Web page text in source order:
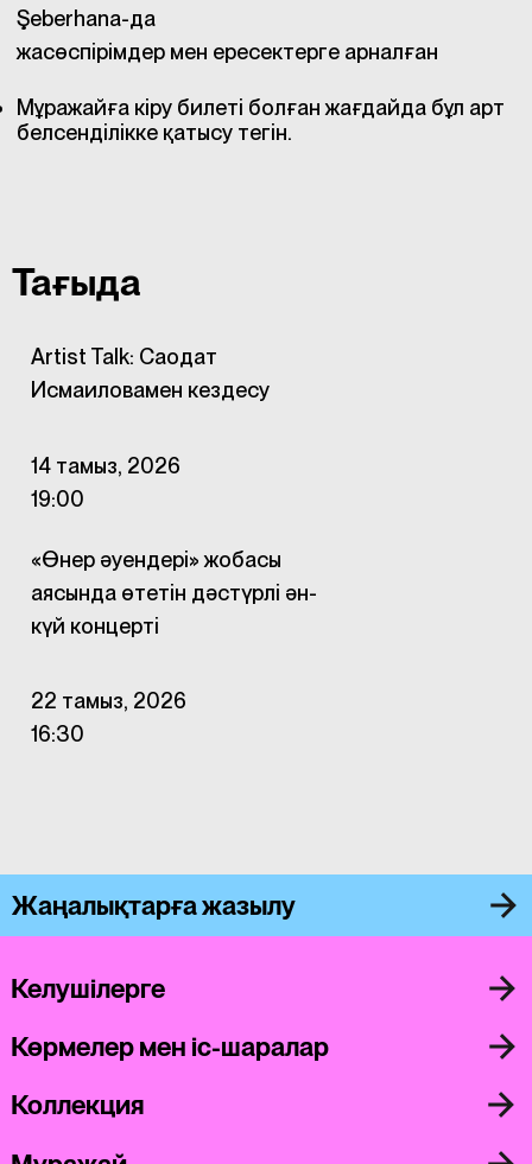
Şeberhana-да
жасөспірімдер мен ересектерге арналған
Мұражайға кіру билеті болған жағдайда бұл арт
белсенділікке қатысу тегін.
Тағыда
Artist Talk: Саодат
Исмаиловамен кездесу
14 тамыз, 2026
19:00
«Өнер әуендері» жобасы
аясында өтетін дәстүрлі ән-
күй концерті
22 тамыз, 2026
16:30
Жаңалықтарға жазылу
Келушілерге
Көрмелер мен іс-шаралар
Коллекция